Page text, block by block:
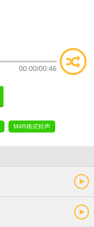
00:00/00:46
M4R格式铃声